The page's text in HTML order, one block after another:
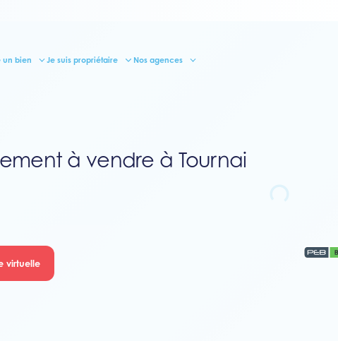
un bien Je suis propriétaire Nos agences
à vendre à Tournai
virtuelle